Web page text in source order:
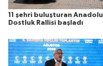
11 şehri buluşturan Anadolu
Dostluk Rallisi başladı